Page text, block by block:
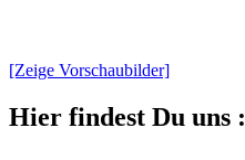
[Zeige Vorschaubilder]
Hier findest Du uns :